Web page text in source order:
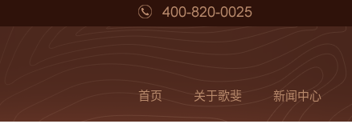
首页 关于歌斐 新闻中心